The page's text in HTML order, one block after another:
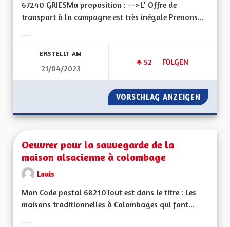
67240 GRIESMa proposition : --> L' Offre de
transport à la campagne est très inégale Prenons...
ERSTELLT AM
21/04/2023
52 52 FOLLOWER
FOLGEN
OFFRE DE
VORSCHLAG ANZEIGEN
Oeuvrer pour la sauvegarde de la
maison alsacienne à colombage
Louis
Mon Code postal 68210Tout est dans le titre : Les
maisons traditionnelles à Colombages qui font...